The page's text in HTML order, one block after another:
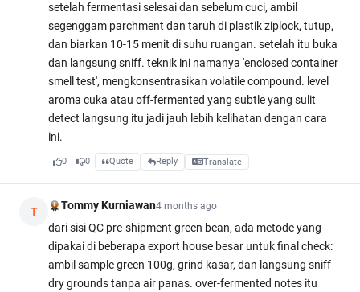
setelah fermentasi selesai dan sebelum cuci, ambil
segenggam parchment dan taruh di plastik ziplock, tutup,
dan biarkan 10-15 menit di suhu ruangan. setelah itu buka
dan langsung sniff. teknik ini namanya 'enclosed container
smell test', mengkonsentrasikan volatile compound. level
aroma cuka atau off-fermented yang subtle yang sulit
detect langsung itu jadi jauh lebih kelihatan dengan cara
ini.
0 0 Quote Reply Translate
T Tommy Kurniawan4 months ago
dari sisi QC pre-shipment green bean, ada metode yang
dipakai di beberapa export house besar untuk final check:
ambil sample green 100g, grind kasar, dan langsung sniff
dry grounds tanpa air panas. over-fermented notes itu